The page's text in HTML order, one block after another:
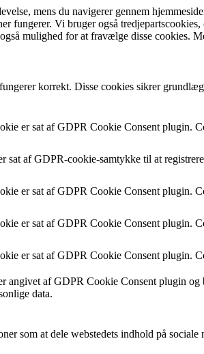
mens du navigerer gennem
fungerer. Vi bruger også
mulighed for at fravælge disse cookies.
korrekt. Disse cookies sikrer
er sat af GDPR Cookie Consent plugin.
sat af GDPR-cookie-samtykke til at
er sat af GDPR Cookie Consent plugin.
er sat af GDPR Cookie Consent plugin.
er sat af GDPR Cookie Consent plugin.
angivet af GDPR Cookie Consent plugin
data.
som at dele webstedets indhold på